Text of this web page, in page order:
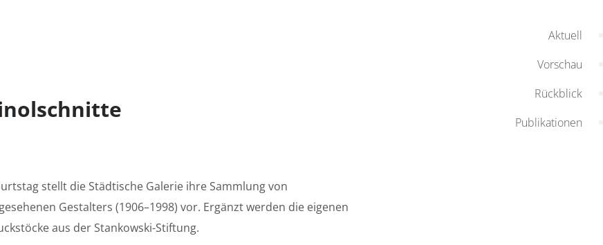
stellt die Städtische Galerie ihre Sammlung von
Gestalters (1906–1998) vor. Ergänzt werden die eigenen
aus der Stankowski-Stiftung.
Aktuell
Vorschau
Rückblick
Publikationen